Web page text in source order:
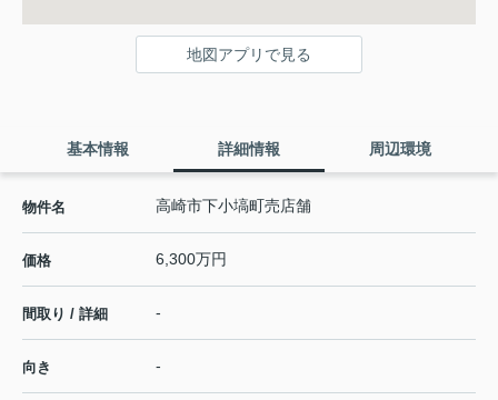
地図アプリで見る
基本情報 詳細情報 周辺環境
物件名 高崎市下小塙町売店舗
価格 6,300万円
間取り / 詳細 -
向き -